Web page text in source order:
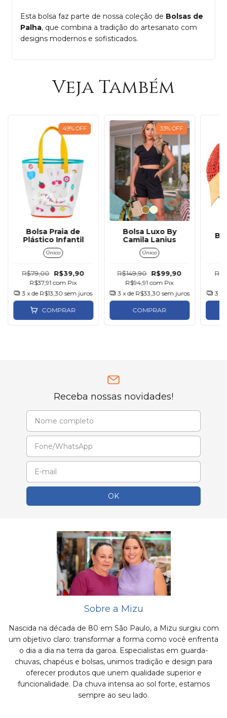
Esta bolsa faz parte de nossa coleção de Bolsas de
Palha, que combina a tradição do artesanato com
designs modernos e sofisticados.
Veja Também
49%OFF
Bolsa Praia de
Plástico Infantil
Único
R$79,00 R$39,90
R$37,91com Pix
3 x de R$13,30 sem juros
COMPRAR
33%OFF
Bolsa Luxo By
Camila Lanius
Único
R$149,90 R$99,90
R$94,91com Pix
3 x de R$33,30 sem juros
COMPRAR
3
Receba nossas novidades!
Sobre a Mizu
Nascida na década de 80 em São Paulo, a Mizu surgiu com
um objetivo claro: transformar a forma como você enfrenta
o dia a dia na terra da garoa. Especialistas em guarda-
chuvas, chapéus e bolsas, unimos tradição e design para
oferecer produtos que unem qualidade superior e
funcionalidade. Da chuva intensa ao sol forte, estamos
sempre ao seu lado.